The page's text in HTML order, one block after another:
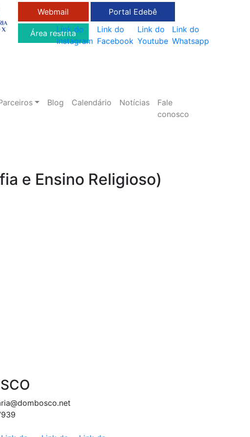
Webmail
Área restrita
Portal Edebê
Link do
Instagram
Link do
Facebook
Link do
Youtube
Link do
Whatsapp
Blog Calendário Notícias
Fale
conosco
e Ensino Religioso)